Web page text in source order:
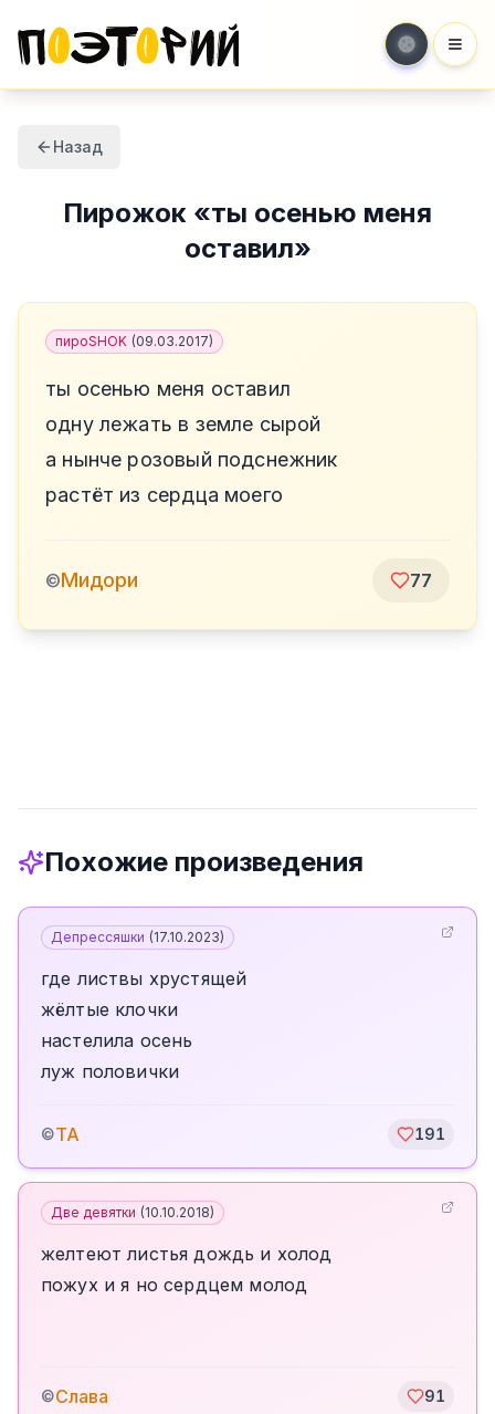
Назад
Пирожок «ты осенью меня
оставил»
пироSHOK (09.03.2017)
ты осенью меня оставил
одну лежать в земле сырой
а нынче розовый подснежник
растёт из сердца моего
©Мидори 77
Похожие произведения
Депрессяшки (17.10.2023)
где листвы хрустящей
жёлтые клочки
настелила осень
луж половички
©TA 191
Две девятки (10.10.2018)
желтеют листья дождь и холод
пожух и я но сердцем молод
©Слава 91